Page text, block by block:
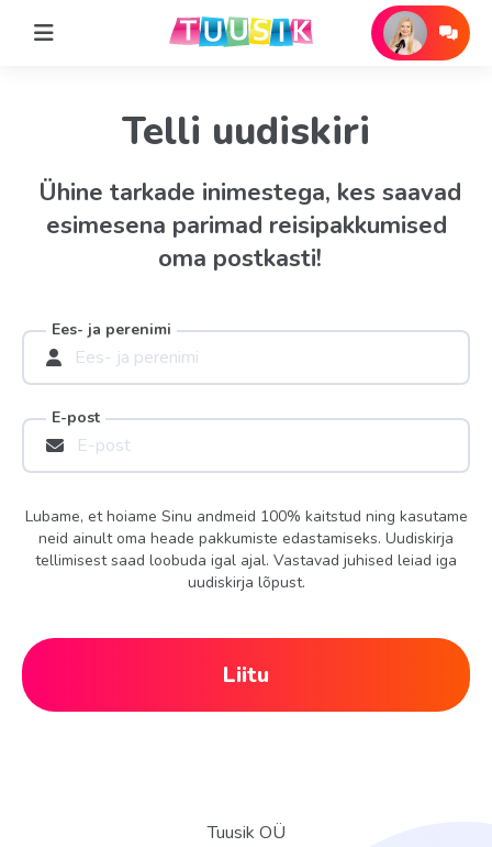
Telli uudiskiri
Ühine tarkade inimestega, kes saavad
esimesena parimad reisipakkumised
oma postkasti!
Ees- ja perenimi
E-post
Lubame, et hoiame Sinu andmeid 100% kaitstud ning kasutame
neid ainult oma heade pakkumiste edastamiseks. Uudiskirja
tellimisest saad loobuda igal ajal. Vastavad juhised leiad iga
uudiskirja lõpust.
Liitu
Tuusik OÜ